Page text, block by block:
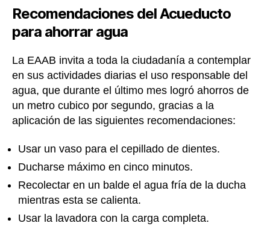
Recomendaciones del Acueducto
para ahorrar agua
La EAAB invita a toda la ciudadanía a contemplar
en sus actividades diarias el uso responsable del
agua, que durante el último mes logró ahorros de
un metro cubico por segundo, gracias a la
aplicación de las siguientes recomendaciones:
Usar un vaso para el cepillado de dientes.
Ducharse máximo en cinco minutos.
Recolectar en un balde el agua fría de la ducha
mientras esta se calienta.
Usar la lavadora con la carga completa.